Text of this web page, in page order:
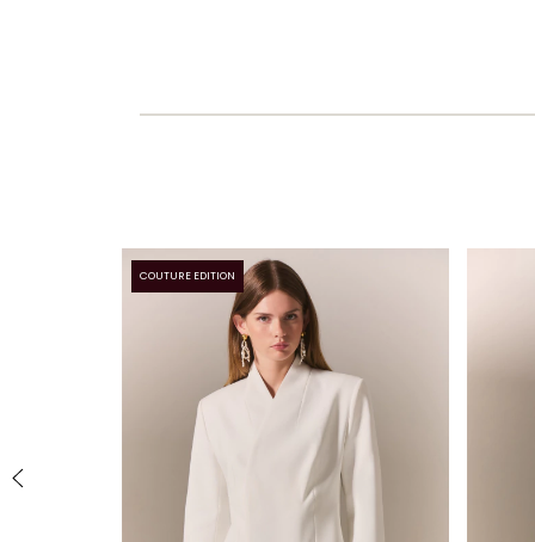
COUTURE EDITION